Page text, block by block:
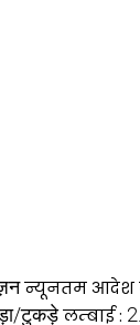
न्यूनतम आदेश
टुकड़ेलम्बाई :